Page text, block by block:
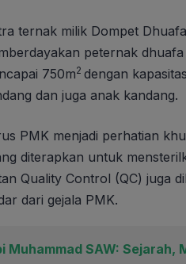
ternak milik Dompet
peternak
750m2 dengan
dan juga anak kandang.
PMK menjadi perhatian
diterapkan untuk
Quality Control (QC) juga
dari gejala PMK.
Muhammad SAW: Sejarah,